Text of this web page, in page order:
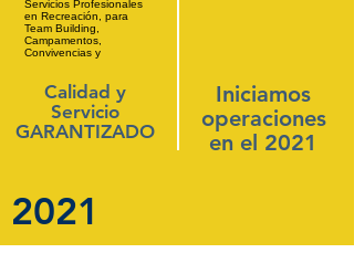
Calidad y
Servicio
GARANTIZADO
Iniciamos
operaciones
en el 2021
2021